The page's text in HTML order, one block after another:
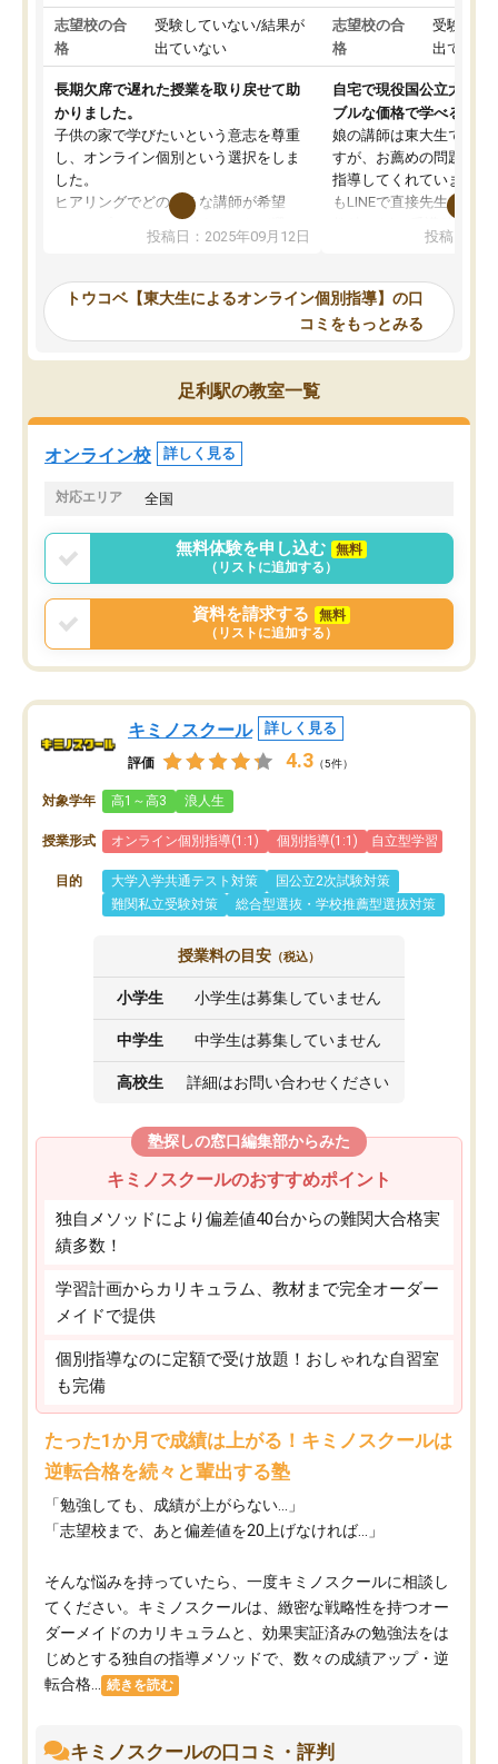
志望校の合
格
受験していない/結果が
出ていない
長期欠席で遅れた授業を取り戻せて助
かりました。
子供の家で学びたいという意志を尊重
し、オンライン個別という選択をしま
した。
ヒアリングでどのような講師が希望
か、オプションは付帯するかなど選ぶ
事が出来ました。
ーティングを行い、その講師で良いか
見てから講師を決定する事ができま
す。
うちの子は、初回面談の講師の方で決
オンラインツールを使用した単語帳の
共有があり宿題もそちらで出される形
でした。
言う事で講師変更の申し出があり、あ
まりに短期での変更だった為、塾に通
う事にして退会しました。遅れも取り
戻せ、授業内容や講師の方は良かった
と思います。
投稿日：2025年09月12日
志望校の合
格
受験して
出ていな
自宅で現役国公立大学生
ブルな価格で学べる
娘の講師は東大生では無
すが、お薦めの問題集や
指導してくれています。
もLINEで直接先生に質問
めれるので、個人に合
いなのがあり(有料)、受
ことをどんなスケジュー
くか相談したのですが、
ち期待したものではなく
くなってきたようなので
投稿日：
トウコベ【東大生によるオンライン個別指導】の口
コミをもっとみる
足利駅の教室一覧
オンライン校 詳しく見る
対応エリア 全国
無料体験を申し込む
無料
（リストに追加する）
資料を請求する
無料
（リストに追加する）
キミノスクール 詳しく見る
評価 4.3 （5件）
対象学年 高1～高3 浪人生
授業形式 オンライン個別指導(1:1) 個別指導(1:1) 自立型学習
目的 大学入学共通テスト対策
国公立2次試験対策
難関私立受験対策
総合型選抜・学校推薦型選抜対策
授業料の目安 （税込）
小学生 小学生は募集していません
中学生 中学生は募集していません
高校生 詳細はお問い合わせください
塾探しの窓口編集部からみた
キミノスクールのおすすめポイント
独自メソッドにより偏差値40台からの難関大合格実
績多数！
学習計画からカリキュラム、教材まで完全オーダー
メイドで提供
個別指導なのに定額で受け放題！おしゃれな自習室
も完備
たった1か月で成績は上がる！キミノスクールは
逆転合格を続々と輩出する塾
「勉強しても、成績が上がらない…」
「志望校まで、あと偏差値を20上げなければ…」
そんな悩みを持っていたら、一度キミノスクールに相談し
てください。キミノスクールは、緻密な戦略性を持つオー
ダーメイドのカリキュラムと、効果実証済みの勉強法をは
じめとする独自の指導メソッドで、数々の成績アップ・逆
転合格...
続きを読む
キミノスクールの口コミ・評判